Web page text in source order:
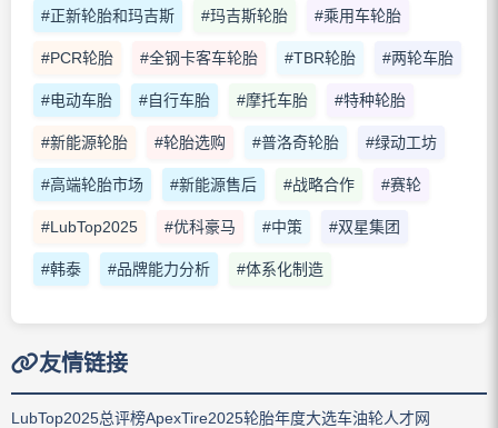
#正新轮胎和玛吉斯 #玛吉斯轮胎 #乘用车轮胎
#PCR轮胎 #全钢卡客车轮胎 #TBR轮胎 #两轮车胎
#电动车胎 #自行车胎 #摩托车胎 #特种轮胎
#新能源轮胎 #轮胎选购 #普洛奇轮胎 #绿动工坊
#高端轮胎市场 #新能源售后 #战略合作 #赛轮
#LubTop2025 #优科豪马 #中策 #双星集团
#韩泰 #品牌能力分析 #体系化制造
友情链接
LubTop2025总评榜ApexTire2025轮胎年度大选车油轮人才网